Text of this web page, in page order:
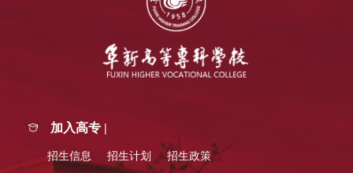
加入高专 |
招生信息 招生计划 招生政策